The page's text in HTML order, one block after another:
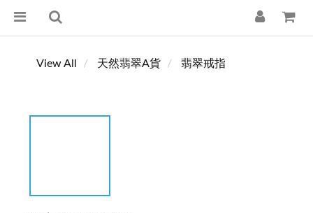
View All 天然翡翠A貨 翡翠戒指